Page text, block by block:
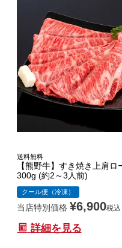
送料無料
【熊野牛】すき焼き上肩ロ
300g (約2～3人前)
クール便（冷凍）
当店特別価格 ¥6,900税込
詳細を見る